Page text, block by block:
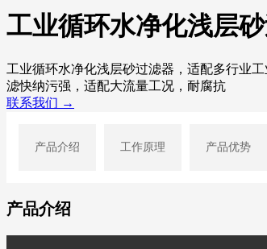
工业循环水净化浅层
工业循环水净化浅层砂过滤器，适配多行业
滤快纳污强，适配大流量工况，耐腐抗
联系我们 →
产品介绍 工作原理 产品优势
产品介绍